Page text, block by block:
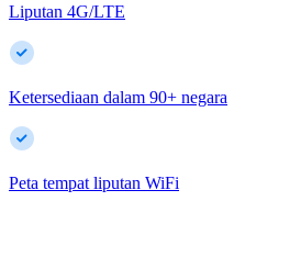
Liputan 4G/LTE
Ketersediaan dalam 90+ negara
Peta tempat liputan WiFi